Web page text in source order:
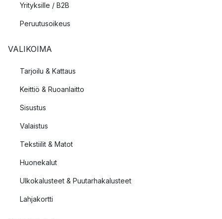
Yrityksille / B2B
Peruutusoikeus
VALIKOIMA
Tarjoilu & Kattaus
Keittiö & Ruoanlaitto
Sisustus
Valaistus
Tekstiilit & Matot
Huonekalut
Ulkokalusteet & Puutarhakalusteet
Lahjakortti